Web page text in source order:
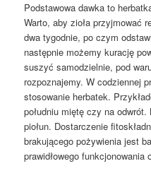
Podstawowa dawka to
Warto, aby zioła przyjmować
dwa tygodnie, po czym
następnie możemy kurację
suszyć samodzielnie, pod
rozpoznajemy. W codziennej
stosowanie herbatek.
południu miętę czy na
piołun. Dostarczenie
brakującego pożywienia jest
prawidłowego funkcjonowania